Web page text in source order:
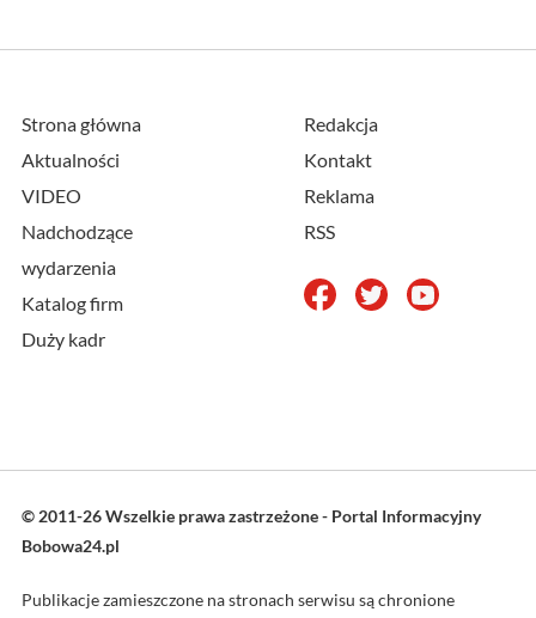
Strona główna
Aktualności
VIDEO
Nadchodzące
wydarzenia
Katalog firm
Duży kadr
Redakcja
Kontakt
Reklama
RSS
© 2011-26 Wszelkie prawa zastrzeżone - Portal Informacyjny
Bobowa24.pl
Publikacje zamieszczone na stronach serwisu są chronione